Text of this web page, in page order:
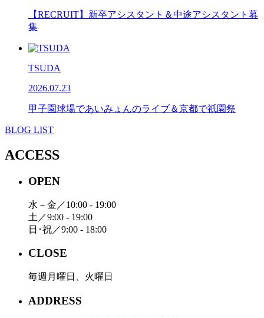
【RECRUIT】新卒アシスタント＆中途アシスタント募
集
TSUDA
2026.07.23
甲子園球場であいみょんのライブ＆京都で祇園祭
BLOG LIST
ACCESS
OPEN
水－金／10:00 - 19:00
土／9:00 - 19:00
日･祝／9:00 - 18:00
CLOSE
毎週月曜日、火曜日
ADDRESS